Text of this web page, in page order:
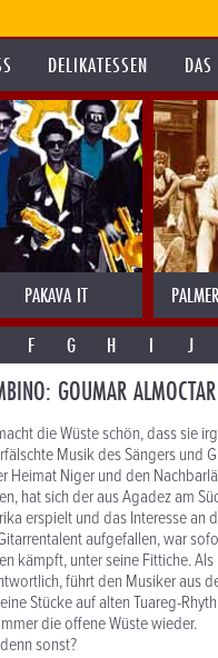
DELIKATESSEN
PAKAVA IT
F G H I J
GOUMAR ALMOCTAR
die Wüste schön, dass sie
Musik des Sängers und
Heimat Niger und den
hat sich der aus Agadez am
erspielt und das Interesse an
aufgefallen, war
kämpft, unter seine Fittiche.
führt den Musiker aus
Stücke auf alten Tuareg-
die offene Wüste wieder.
sonst?